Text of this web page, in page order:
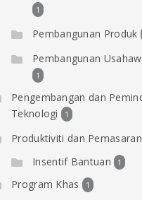
1
Pembangunan Produk
Pembangunan
1
Pengembangan dan
Teknologi
1
Produktiviti dan Pemasaran
Insentif Bantuan 1
Program Khas 1